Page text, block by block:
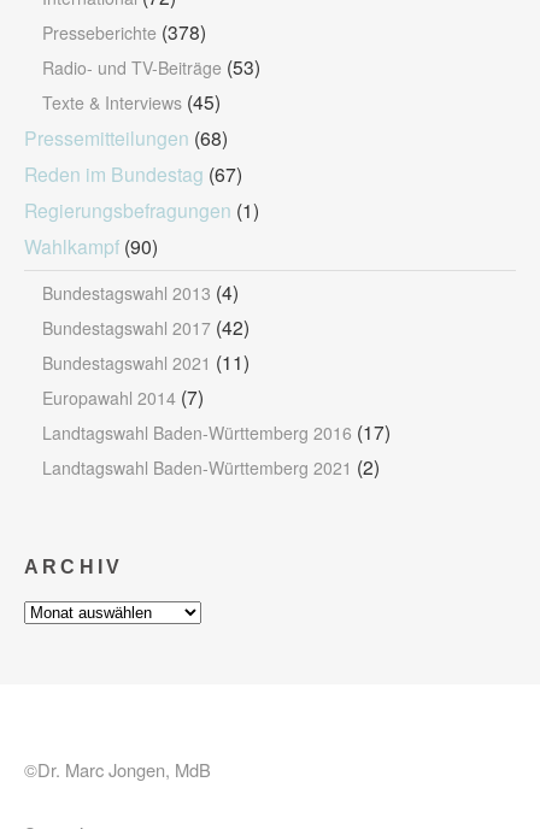
Presseberichte (378)
Radio- und TV-Beiträge (53)
Texte & Interviews (45)
Pressemitteilungen (68)
Reden im Bundestag (67)
Regierungsbefragungen (1)
Wahlkampf (90)
Bundestagswahl 2013 (4)
Bundestagswahl 2017 (42)
Bundestagswahl 2021 (11)
Europawahl 2014 (7)
Landtagswahl Baden-Württemberg 2016 (17)
Landtagswahl Baden-Württemberg 2021 (2)
ARCHIV
Archiv
©Dr. Marc Jongen, MdB